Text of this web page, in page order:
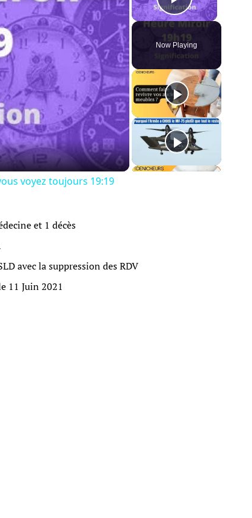
Play Video
Now Playing
voyez toujours 19:19
et 1 décès
avec la suppression des RDV
11 Juin 2021